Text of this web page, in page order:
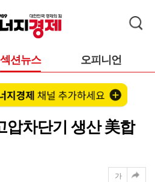
섹션뉴스 오피니언
압차단기 생산 美합
가